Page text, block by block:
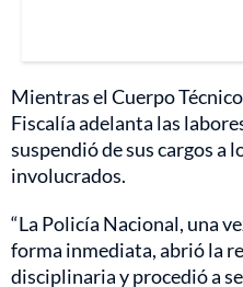
Mientras el Cuerpo
Fiscalía adelanta las
suspendió de sus cargos a
involucrados.
“La Policía Nacional, una
forma inmediata, abrió la
disciplinaria y procedió a